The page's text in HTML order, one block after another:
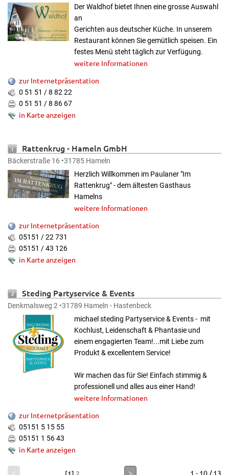
Der Waldhof bietet Ihnen eine grosse Auswahl
an
Gerichten aus deutscher Küche. In unserem
Restaurant können Sie gemütlich speisen. Ein
festes Menü steht täglich zur Verfügung.
weitere Informationen
zur Internetpräsentation
0 51 51 / 8 82 22
0 51 51 / 8 86 67
in Karte anzeigen
Rattenkrug - Hameln GmbH
Bäckerstraße 16 •31785 Hameln
Herzlich Willkommen im Paulaner "Im
Rattenkrug" - dem ältesten Gasthaus
Hamelns
weitere Informationen
zur Internetpräsentation
05151 / 22 731
05151 / 43 126
in Karte anzeigen
Steding Partyservice & Events
Denkmalsweg 2 •31789 Hameln - Hastenbeck
michael steding Partyservice & Events - mit
Kochlust, Leidenschaft & Phantasie und
einem engagierten Team!...mit Liebe zum
Produkt & excellentem Service!
Wir machen das für Sie! Einfach stimmig &
professionell und alles aus einer Hand!
weitere Informationen
zur Internetpräsentation
05151 5 15 55
05151 1 56 43
in Karte anzeigen
< > 1 - 10 / 13